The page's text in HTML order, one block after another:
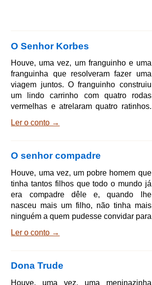
O Senhor Korbes
Houve, uma vez, um franguinho e uma
franguinha que resolveram fazer uma
viagem juntos. O franguinho construiu
um lindo carrinho com quatro rodas
vermelhas e atrelaram quatro ratinhos.
do franguinho e partiram. Logo mais
franguinho respondeu: Nós vamos para
fora, Para a casa onde o Senhor Korbes
mora. - Levai-me convosco! - pediu a
gata. - Com muito gosto, - respondeu o
franguinho, - senta-te
Ler o conto →
O senhor compadre
Houve, uma vez, um pobre homem que
tinha tantos filhos que todo o mundo já
era compadre dêle e, quando lhe
nasceu mais um filho, não tinha mais
ninguém a quem pudesse convidar para
muito preocupado, deitou-se e
para padrinho o primeiro que passasse
por êle. Quando acordou, decidiu
Ler o conto →
Dona Trude
Houve, uma vez, uma meninazinha